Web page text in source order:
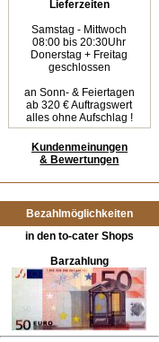
Lieferzeiten
Samstag - Mittwoch
08:00 bis 20:30Uhr
Donerstag + Freitag
geschlossen
an Sonn- & Feiertagen
ab 320 € Auftragswert
alles ohne Aufschlag !
Kundenmeinungen
& Bewertungen
Bezahlmöglichkeiten
in den to-cater Shops
Barzahlung